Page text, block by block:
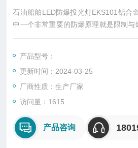
石油船舶LED防爆投光灯EKS101铝合金材质 LED防爆
中一个非常重要的防爆原理就是限制与
接触的外壳表面、零部件表面或电子
产品型号：
更新时间：2024-03-25
厂商性质：生产厂家
访问量：1615
产品咨询